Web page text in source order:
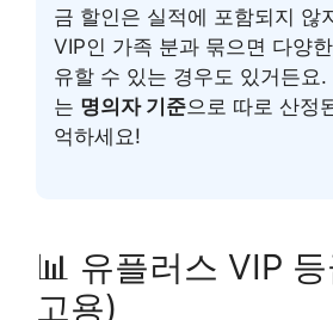
금 할인은 실적에 포함되지 않
VIP인 가족 분과 묶으면 다양
유할 수 있는 경우도 있거든요.
는 명의자 기준으로 따로 산정
억하세요!
📊 유플러스 VIP
고용)